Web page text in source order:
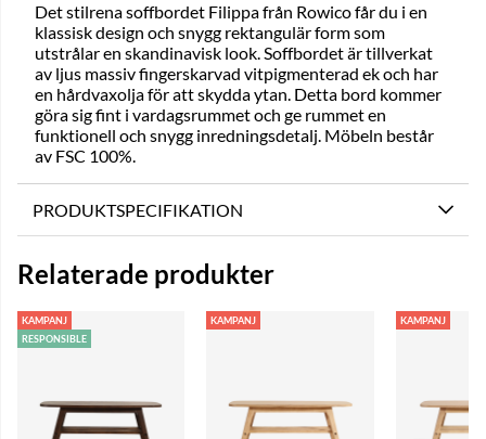
Det stilrena soffbordet Filippa från Rowico får du i en
klassisk design och snygg rektangulär form som
utstrålar en skandinavisk look. Soffbordet är tillverkat
av ljus massiv fingerskarvad vitpigmenterad ek och har
en hårdvaxolja för att skydda ytan. Detta bord kommer
göra sig fint i vardagsrummet och ge rummet en
funktionell och snygg inredningsdetalj. Möbeln består
av FSC 100%.
PRODUKTSPECIFIKATION
Relaterade produkter
KAMPANJ
RESPONSIBLE
KAMPANJ KAMPANJ